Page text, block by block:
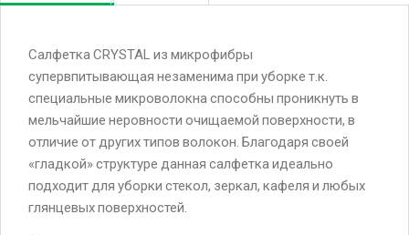
Салфетка CRYSTAL из микрофибры
супервпитывающая незаменима при уборке т.к.
специальные микроволокна способны проникнуть в
мельчайшие неровности очищаемой поверхности, в
отличие от других типов волокон. Благодаря своей
«гладкой» структуре данная салфетка идеально
подходит для уборки стекол, зеркал, кафеля и любых
глянцевых поверхностей.